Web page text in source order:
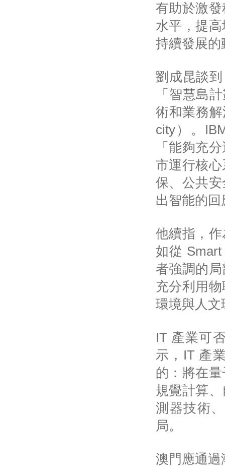
有助於激
水平，提
持續發展的
劉成昆談
「智慧島
術和業務
city）。
「能夠充
市運行核
保、公共
出智能的
他續指，
如從
者強調的
充分利用
環境與人
IT 產業可
示，IT 產
的：將在
規覺計算
測器技術
局。
澳門應通